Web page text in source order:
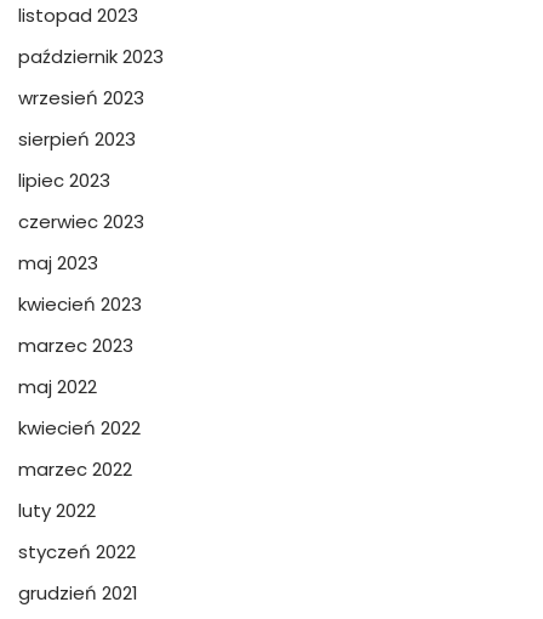
listopad 2023
październik 2023
wrzesień 2023
sierpień 2023
lipiec 2023
czerwiec 2023
maj 2023
kwiecień 2023
marzec 2023
maj 2022
kwiecień 2022
marzec 2022
luty 2022
styczeń 2022
grudzień 2021